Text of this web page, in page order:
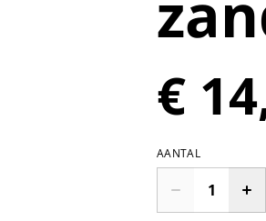
€
AANTAL